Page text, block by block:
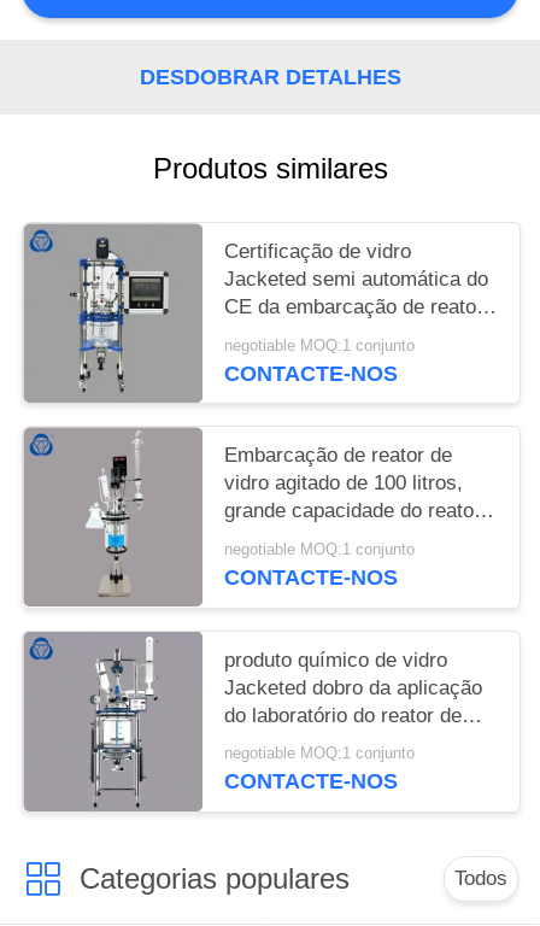
DESDOBRAR DETALHES
Produtos similares
Certificação de vidro
Jacketed semi automática do
CE da embarcação de reator
220V 50Hz
negotiable MOQ:1 conjunto
CONTACTE-NOS
Embarcação de reator de
vidro agitado de 100 litros,
grande capacidade do reator
de vidro da pressão
negotiable MOQ:1 conjunto
CONTACTE-NOS
produto químico de vidro
Jacketed dobro da aplicação
do laboratório do reator de
20L 50L resistente
negotiable MOQ:1 conjunto
CONTACTE-NOS
Categorias populares Todos